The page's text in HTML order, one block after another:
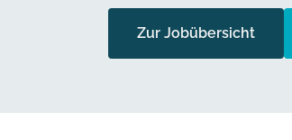
Zur Jobübersicht